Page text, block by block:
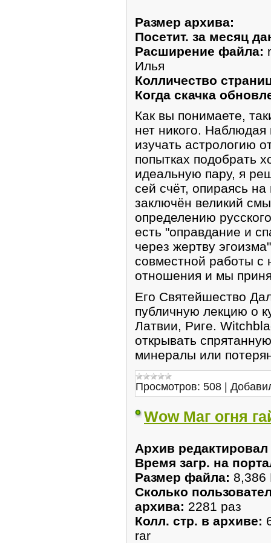
Размер архива:
Посетит. за месяц
Расширение файла:
Илья
Колличество
Когда скачка
Как вы понимаете,
нет никого.
изучать астрологию
попытках подобрать
идеальную пару, я
сей счёт, опираясь
заключён великий
определению
есть "оправдание и
через жертву
совместной работы с
отношения и мы
Его Святейшество
публичную лекцию о
Латвии, Риге.
открывать
минералы или
Просмотров: 508 |
Wow Маг огня
Архив
Время загр. на
Размер файла: 8,386
Сколько
архива: 2281 раз
Колл. стр. в архиве:
rar